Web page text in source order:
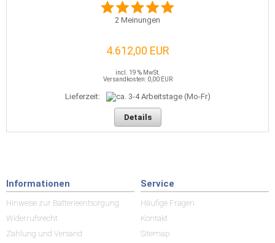
2 Meinungen
4.612,00 EUR
incl. 19 % MwSt.
Versandkosten: 0,00 EUR
Lieferzeit:
Details
Informationen
Hinweise zur Batterieentsorgung
Widerrufsrecht
Zahlung und Versand
Service
Häufige Fragen
Kontakt
Sitemap